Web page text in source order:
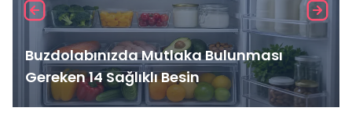
Buzdolabınızda Mutlaka Bulunması
Gereken 14 Sağlıklı Besin